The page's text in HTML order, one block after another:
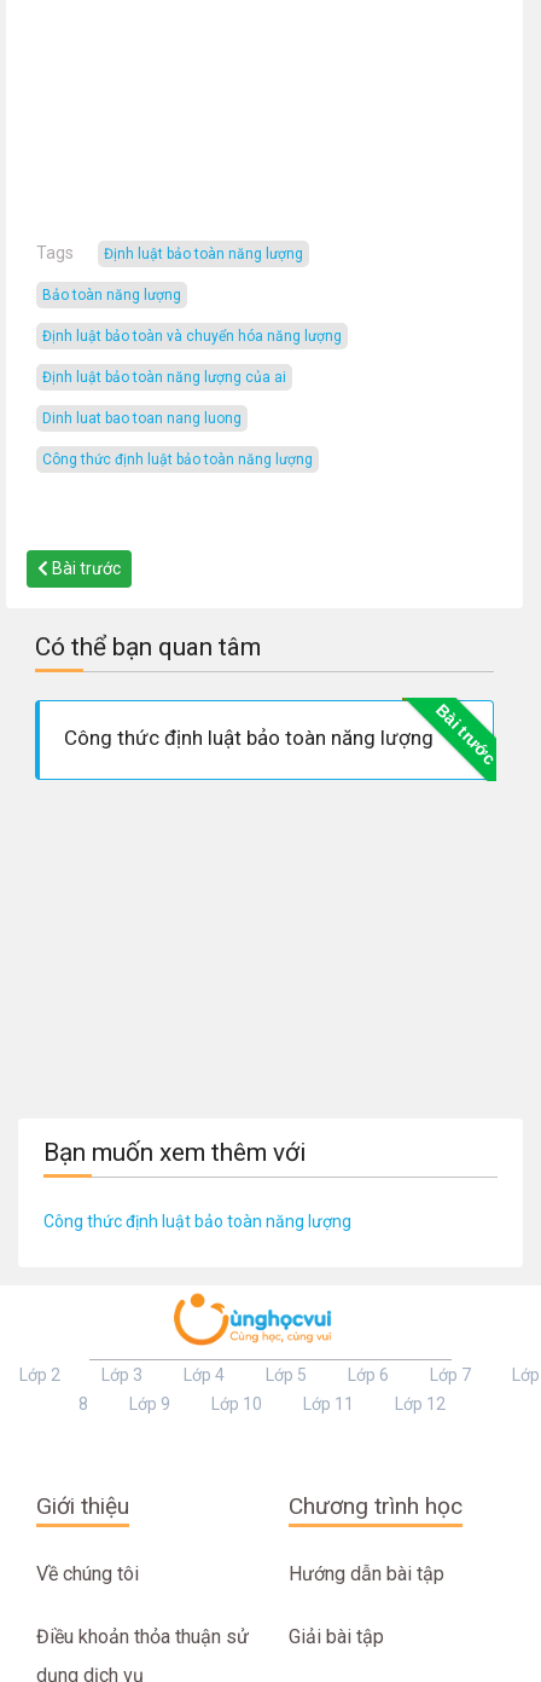
Tags định luật bảo toàn năng lượng
bảo toàn năng lượng
định luật bảo toàn và chuyển hóa năng lượng
định luật bảo toàn năng lượng của ai
dinh luat bao toan nang luong
công thức định luật bảo toàn năng lượng
Bài trước
Có thể bạn quan tâm
Bài trước
Công thức định luật bảo toàn năng lượng
Bạn muốn xem thêm với
Công thức định luật bảo toàn năng lượng
Lớp 2 Lớp 3 Lớp 4 Lớp 5 Lớp 6 Lớp 7
Lớp
8
Lớp 9 Lớp 10 Lớp 11 Lớp 12
Giới thiệu
Về chúng tôi
Điều khoản thỏa thuận sử
dụng dịch vụ
Chương trình học
Hướng dẫn bài tập
Giải bài tập